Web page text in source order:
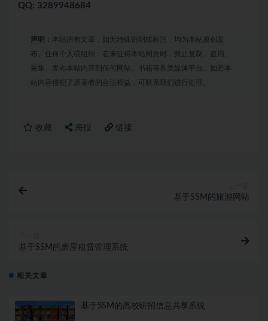
QQ: 3289948684
声明： 本站所有文章，如无特殊说明或标注，均为本站原创发
布。任何个人或组织，在未征得本站同意时，禁止复制、盗用、
采集、发布本站内容到任何网站、书籍等各类媒体平台。如若本
站内容侵犯了原著者的合法权益，可联系我们进行处理。
收藏 海报 链接
基于SSM的旅游网站
基于SSM的房屋租赁管理系统
相关文章
基于SSM的高校研招信息共享系统